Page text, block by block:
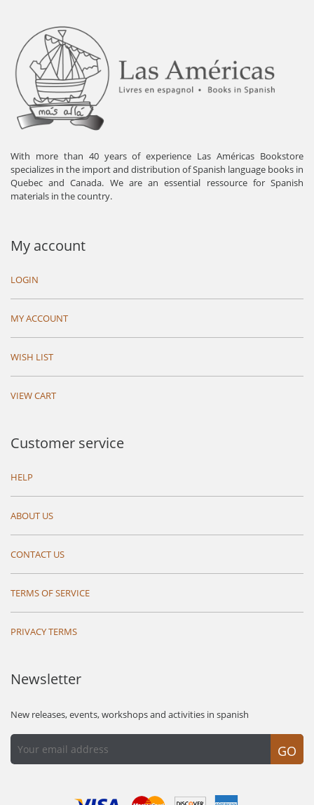
With more than 40 years of experience Las Américas Bookstore
specializes in the import and distribution of Spanish language books in
Quebec and Canada. We are an essential ressource for Spanish
materials in the country.
My account
LOGIN
MY ACCOUNT
WISH LIST
VIEW CART
Customer service
HELP
ABOUT US
CONTACT US
TERMS OF SERVICE
PRIVACY TERMS
Newsletter
New releases, events, workshops and activities in spanish
GO